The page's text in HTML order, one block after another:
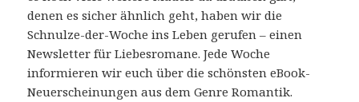
denen es sicher ähnlich geht, haben wir die
Schnulze-der-Woche ins Leben gerufen – einen
Newsletter für Liebesromane. Jede Woche
informieren wir euch über die schönsten eBook-
Neuerscheinungen aus dem Genre Romantik.